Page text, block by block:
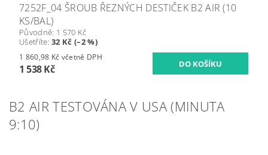
7252F_04 ŠROUB ŘEZNÝCH DESTIČEK B2 AIR (10
KS/BAL)
Původně: 1 570 Kč
Ušetříte:32 Kč (–2 %)
1 860,98 Kč včetně DPH
1 538 Kč
B2 AIR TESTOVÁNA V USA (MINUTA
9:10)